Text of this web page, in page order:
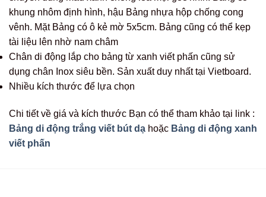
khung nhôm định hình, hậu Bảng nhựa hộp chống cong
vênh. Mặt Bảng có ô kẻ mờ 5x5cm. Bảng cũng có thể kẹp
tài liệu lên nhờ nam châm
Chân di động lắp cho bảng từ xanh viết phấn cũng sử
dụng chân Inox siêu bền. Sản xuất duy nhất tại Vietboard.
Nhiều kích thước để lựa chọn
Chi tiết về giá và kích thước Bạn có thể tham khảo tại link :
Bảng di động trắng viết bút dạ hoặc Bảng di động xanh
viết phấn